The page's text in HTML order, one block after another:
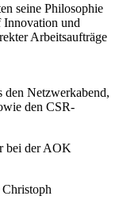
seine Philosophie
Innovation und
Arbeitsaufträge
den Netzwerkabend,
den CSR-
bei der AOK
Christoph